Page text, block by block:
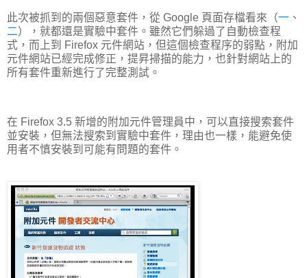
此次被抓到的兩個惡意套件，從 Google 頁面存檔看來（一 、
二），就都還是實驗中套件。雖然它們躲過了自動檢查程
式，而上到 Firefox 元件網站，但這個檢查程序的弱點，附加
元件網站已經完成修正，提昇掃描的能力，也針對網站上的
所有套件重新進行了完整測試。
在 Firefox 3.5 新增的附加元件管理員中，可以直接搜索套件
並安裝，但無法搜索到實驗中套件，理由也一樣，能避免使
用者不慎安裝到可能有問題的套件。